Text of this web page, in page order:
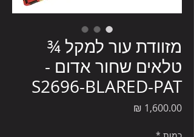
מזוודת עור למקל ¾
טלאים שחור אדום -
S2696-BLARED-PAT